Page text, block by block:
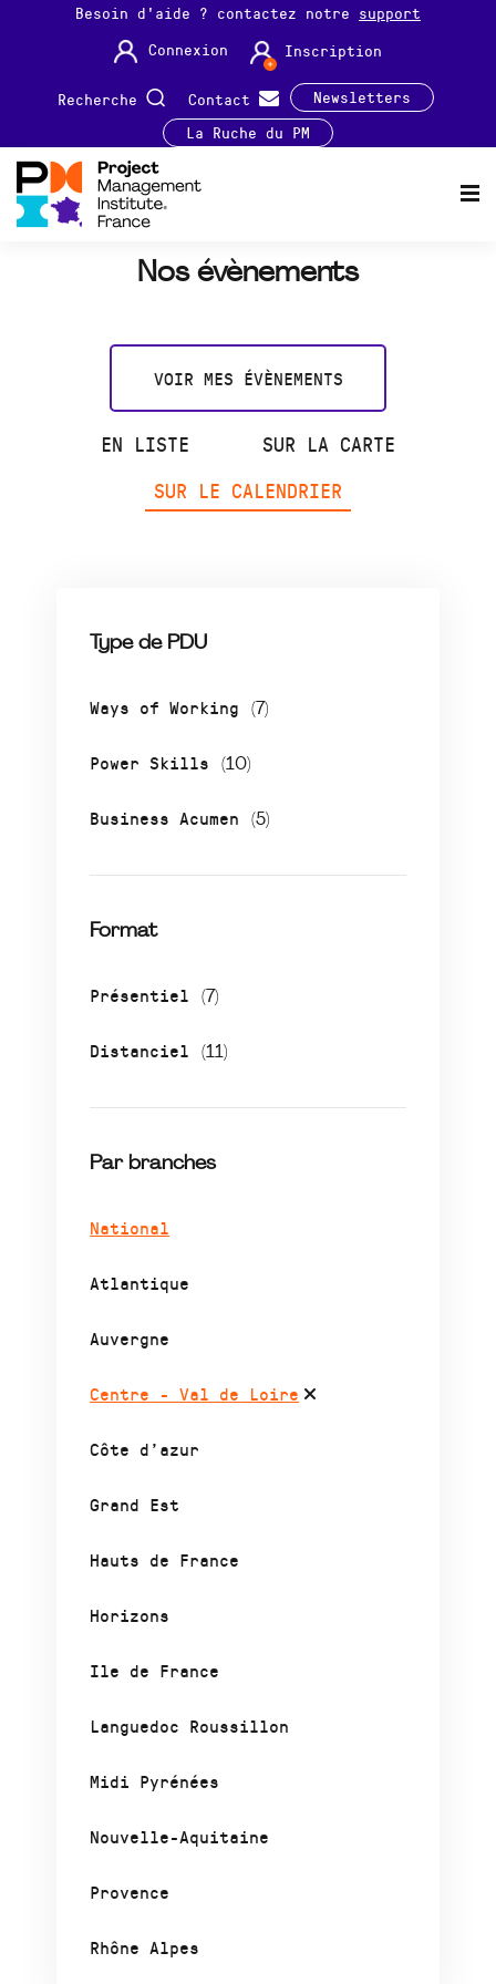
Besoin d'aide ? contactez notre support
Connexion
Inscription
Recherche Contact
Newsletters
La Ruche du PM
Nos évènements
VOIR MES ÉVÈNEMENTS
EN LISTE
SUR LA CARTE
SUR LE CALENDRIER
Type de PDU
Ways of Working (7)
Power Skills (10)
Business Acumen (5)
Format
Présentiel (7)
Distanciel (11)
Par branches
National
Atlantique
Auvergne
Centre - Val de Loire
Côte d’azur
Grand Est
Hauts de France
Horizons
Ile de France
Languedoc Roussillon
Midi Pyrénées
Nouvelle-Aquitaine
Provence
Rhône Alpes